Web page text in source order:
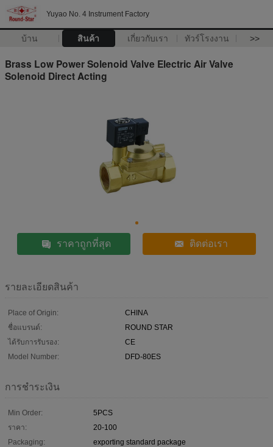
Yuyao No. 4 Instrument Factory
บ้าน สินค้า เกี่ยวกับเรา ทัวร์โรงงาน >>
Brass Low Power Solenoid Valve Electric Air Valve
Solenoid Direct Acting
ราคาถูกที่สุด ติดต่อเรา
รายละเอียดสินค้า
Place of Origin:
CHINA
ชื่อแบรนด์:
ROUND STAR
ได้รับการรับรอง:
CE
Model Number:
DFD-80ES
การชำระเงิน
Min Order:
5PCS
ราคา:
20-100
Packaging:
exporting standard package